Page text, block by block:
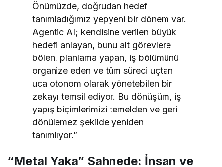
Önümüzde, doğrudan hedef
tanımladığımız yepyeni bir dönem var.
Agentic AI; kendisine verilen büyük
hedefi anlayan, bunu alt görevlere
bölen, planlama yapan, iş bölümünü
organize eden ve tüm süreci uçtan
uca otonom olarak yönetebilen bir
zekayı temsil ediyor. Bu dönüşüm, iş
yapış biçimlerimizi temelden ve geri
dönülemez şekilde yeniden
tanımlıyor.”
“Metal Yaka” Sahnede: İnsan ve